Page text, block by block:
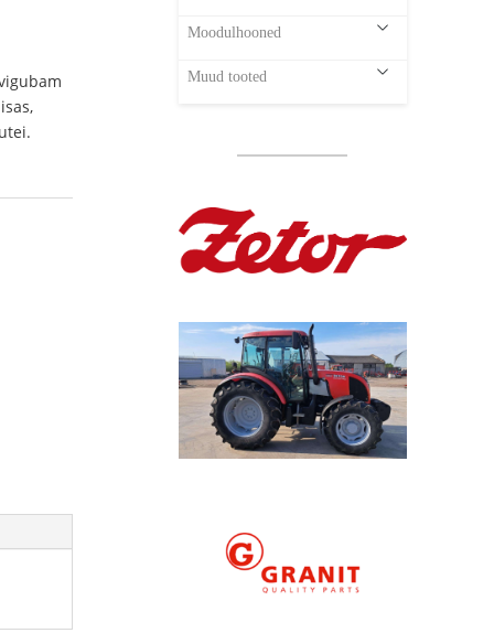
Moodulhooned
Muud tooted